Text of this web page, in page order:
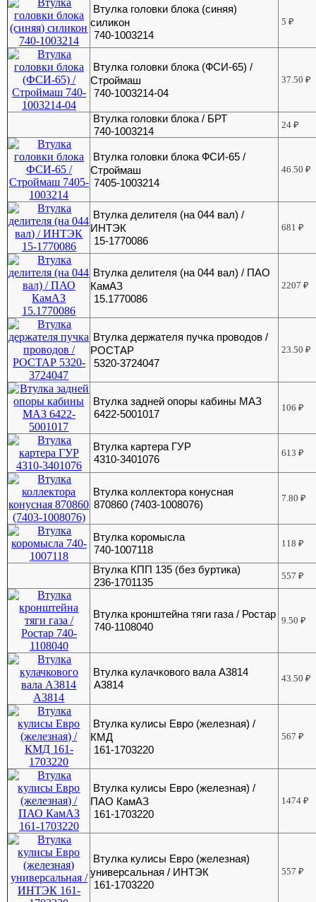
Втулка головки блока (синяя)
силикон
740-1003214
5₽
Втулка головки блока (ФСИ-65) /
Строймаш
740-1003214-04
37.50₽
Втулка головки блока / БРТ
740-1003214
24₽
Втулка головки блока ФСИ-65 /
Строймаш
7405-1003214
46.50₽
Втулка делителя (на 044 вал) /
ИНТЭК
15-1770086
681₽
Втулка делителя (на 044 вал) / ПАО
КамАЗ
15.1770086
2207₽
Втулка держателя пучка проводов /
РОСТАР
5320-3724047
23.50₽
Втулка задней опоры кабины МАЗ
6422-5001017
106₽
Втулка картера ГУР
4310-3401076
613₽
Втулка коллектора конусная
870860 (7403-1008076)
7.80₽
Втулка коромысла
740-1007118
118₽
Втулка КПП 135 (без буртика)
236-1701135
557₽
Втулка кронштейна тяги газа / Ростар
740-1108040
9.50₽
Втулка кулачкового вала А3814
А3814
43.50₽
Втулка кулисы Евро (железная) /
КМД
161-1703220
567₽
Втулка кулисы Евро (железная) /
ПАО КамАЗ
161-1703220
1474₽
Втулка кулисы Евро (железная)
универсальная / ИНТЭК
161-1703220
557₽